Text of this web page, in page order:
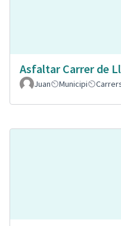
Asfaltar Carrer de
Juan
Municipi